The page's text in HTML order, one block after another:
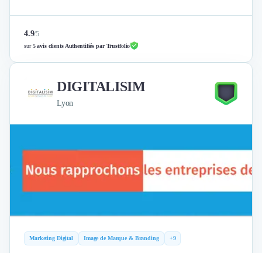
4.9/5
sur5 avis clients Authentifiés par Trustfolio
DIGITALISIM
Lyon
Marketing Digital Image de Marque & Branding +9